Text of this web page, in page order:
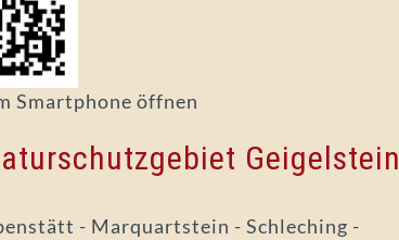
Smartphone öffnen
Geigelstein
- Marquartstein - Schleching -